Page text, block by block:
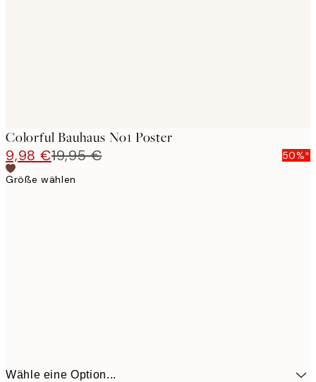
Colorful Bauhaus No1 Poster
9,98 €19,95 €
50%*
Größe wählen
Wähle eine Option...